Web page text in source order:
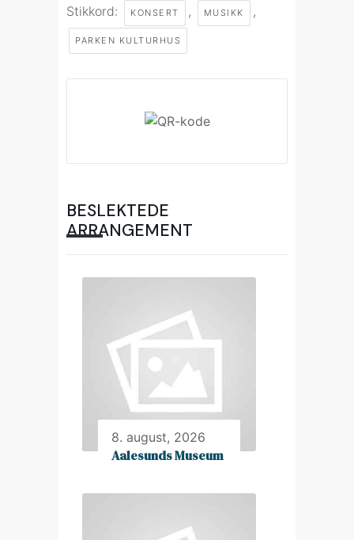
Stikkord: KONSERT , MUSIKK ,
PARKEN KULTURHUS
BESLEKTEDE
ARRANGEMENT
8. august, 2026
Aalesunds Museum